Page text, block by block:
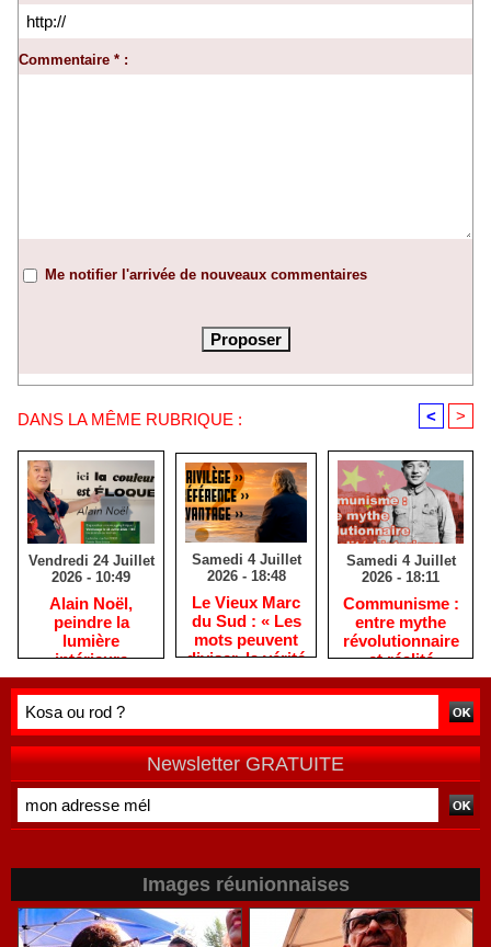
Commentaire * :
Me notifier l'arrivée de nouveaux commentaires
DANS LA MÊME RUBRIQUE : < >
Vendredi 24 Juillet
2026 - 10:49
​Alain Noël,
peindre la
lumière
intérieure
Samedi 4 Juillet
2026 - 18:48
​Le Vieux Marc
du Sud : « Les
mots peuvent
diviser, la vérité
rassemble »
Samedi 4 Juillet
2026 - 18:11
​Communisme :
entre mythe
révolutionnaire
et réalité
historique
Newsletter GRATUITE
Images réunionnaises